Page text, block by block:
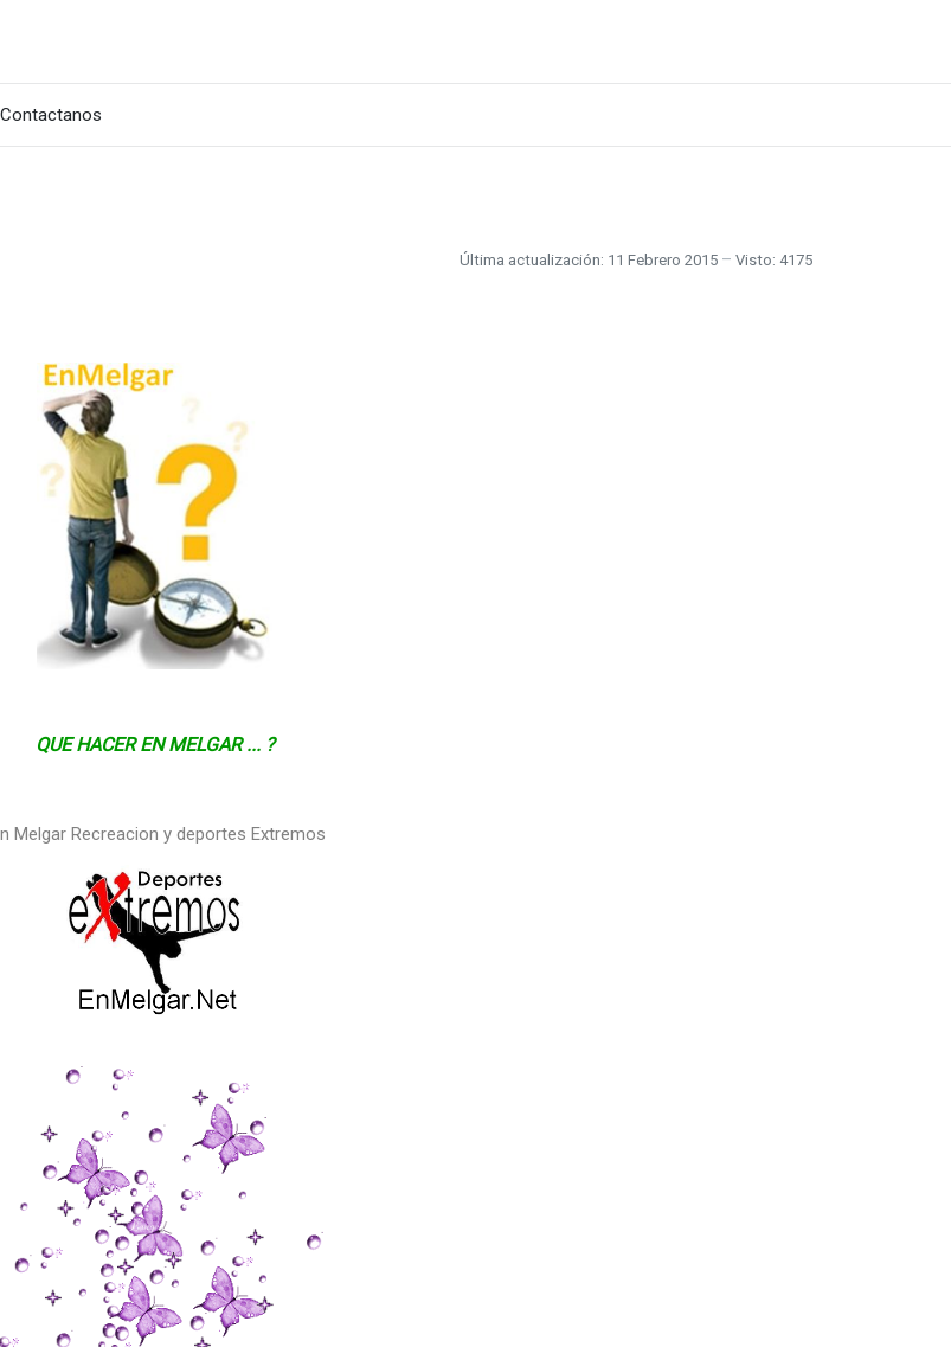
Contactanos
Última actualización: 11 Febrero 2015 Visto: 4175
QUE HACER EN MELGAR ... ?
Melgar Recreacion y deportes Extremos